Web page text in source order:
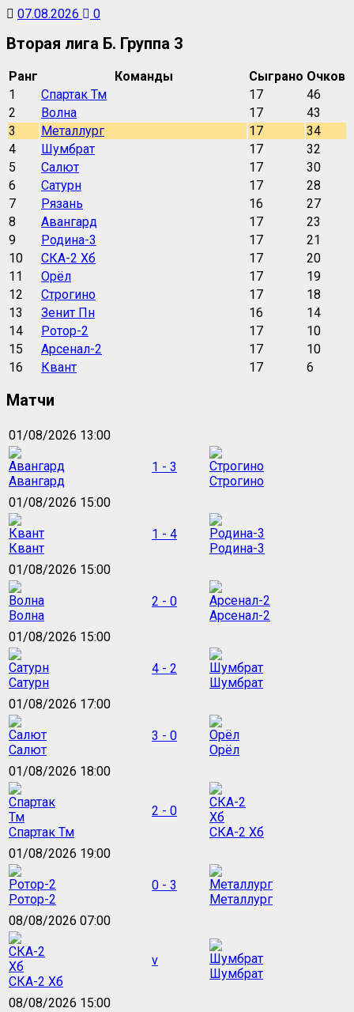
07.08.2026 0
Вторая лига Б. Группа 3
Ранг Команды Сыграно Очков
1
Спартак Тм 17
46
2
Волна 17
43
3
Металлург 17
34
4
Шумбрат 17
32
5
Салют 17
30
6
Сатурн 17
28
7
Рязань 16
27
8
Авангард 17
23
9
Родина-3 17
21
10
СКА-2 Хб 17
20
11
Орёл 17
19
12
Строгино 17
18
13
Зенит Пн 16
14
14
Ротор-2 17
10
15
Арсенал-2 17
10
16
Квант 17 6
Матчи
01/08/2026 13:00
Авангард
1 - 3
Строгино
01/08/2026 15:00
Квант
1 - 4
Родина-3
01/08/2026 15:00
Волна
2 - 0
Арсенал-2
01/08/2026 15:00
Сатурн
4 - 2
Шумбрат
01/08/2026 17:00
Салют
3 - 0
Орёл
01/08/2026 18:00
Спартак Тм
2 - 0
СКА-2 Хб
01/08/2026 19:00
Ротор-2
0 - 3
Металлург
08/08/2026 07:00
СКА-2 Хб
v
Шумбрат
08/08/2026 15:00